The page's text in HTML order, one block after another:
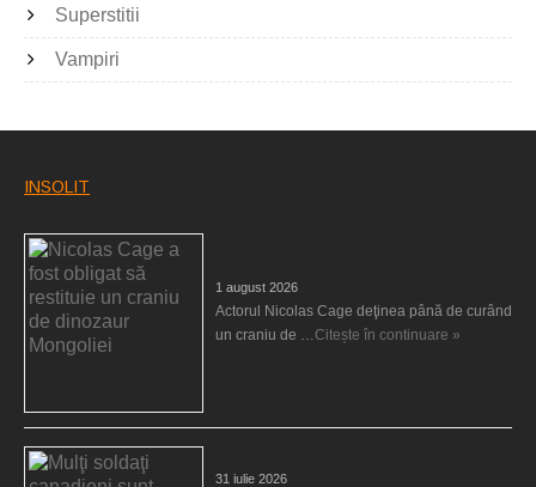
Superstitii
Vampiri
INSOLIT
1 august 2026
Actorul Nicolas Cage deţinea până de curând
un craniu de …Citește în continuare »
31 iulie 2026